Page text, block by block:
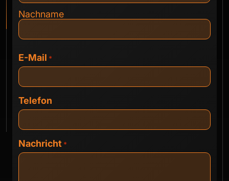
Nachname
E-Mail *
Telefon
Nachricht *